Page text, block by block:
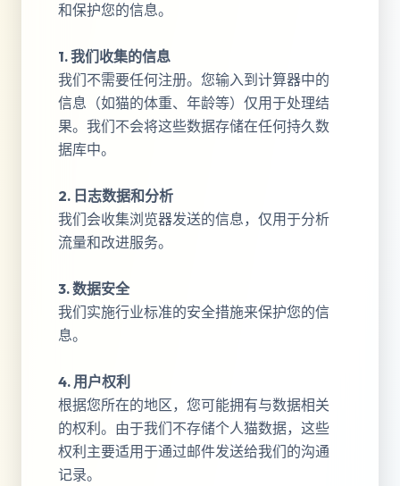
和保护您的信息。
1. 我们收集的信息
我们不需要任何注册。您输入到计算器中的
信息（如猫的体重、年龄等）仅用于处理结
果。我们不会将这些数据存储在任何持久数
据库中。
2. 日志数据和分析
我们会收集浏览器发送的信息，仅用于分析
流量和改进服务。
3. 数据安全
我们实施行业标准的安全措施来保护您的信
息。
4. 用户权利
根据您所在的地区，您可能拥有与数据相关
的权利。由于我们不存储个人猫数据，这些
权利主要适用于通过邮件发送给我们的沟通
记录。